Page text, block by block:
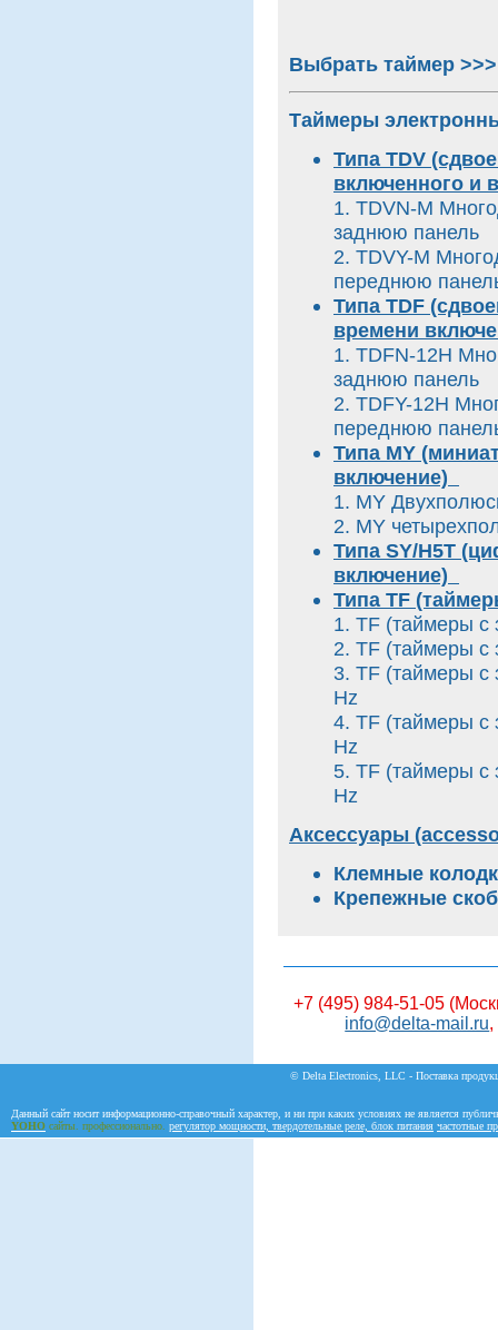
Выбрать таймер >>>
Таймеры
Типа TDV
включенного и
1. TDVN-M
заднюю панель
2. TDVY-M
переднюю
Типа TDF
времени
1. TDFN-12H
заднюю панель
2. TDFY-12H
переднюю
Типа MY
включение)
1. MY
2. MY
Типа SY/H5T
включение)
Типа TF
1. TF (таймеры
2. TF (таймеры
3. TF (таймеры с
Hz
4. TF (таймеры с
Hz
5. TF (таймеры с
Hz
Аксессуары
Клемные
Крепежные
+7 (495) 984-51-05
info@delta-mail.ru,
© Delta Electronics, LLC - Поставка
Данный сайт носит информационно-справочный характер, и ни при каких условиях не является
YOHO сайты. профессионально. регулятор мощности, твердотельные реле, блок питания частотные